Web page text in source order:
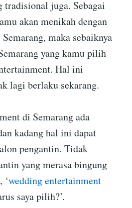
tradisional juga. Sebagai
akan menikah dengan
maka sebaiknya
yang kamu pilih
Hal ini
lagi berlaku sekarang.
di Semarang ada
kadang hal ini dapat
pengantin. Tidak
yang merasa bingung
‘wedding entertainment
saya pilih?’.